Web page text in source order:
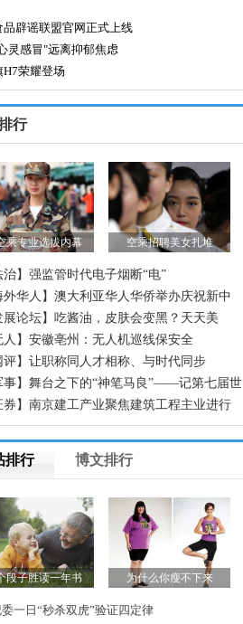
行
乘专业选拔内幕 空乘招聘美女扎堆
治】强监管时代电子烟断“电”
外华人】澳大利亚华人华侨举办庆祝新中
立70周年征文颁奖晚会
展论坛】吃酱油，皮肤会变黑？天天美
却不知道这些食物正在偷偷让你变黑
人】安徽亳州：无人机巡线保安全
评】让职称同人才相称、与时代同步
事】舞台之下的“神笔马良”——记第七届世
人运动会开幕式600余名场务保障官兵
券】南京建工产业聚焦建筑工程主业进行
排行 博文排行
决定体重和寿命 放冰箱就致癌的食物
腐，地方巡视应盯住哪几个重点